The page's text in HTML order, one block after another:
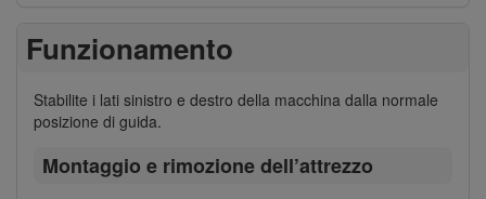
Funzionamento
Stabilite i lati sinistro e destro della macchina dalla normale
posizione di guida.
Montaggio e rimozione dell’attrezzo